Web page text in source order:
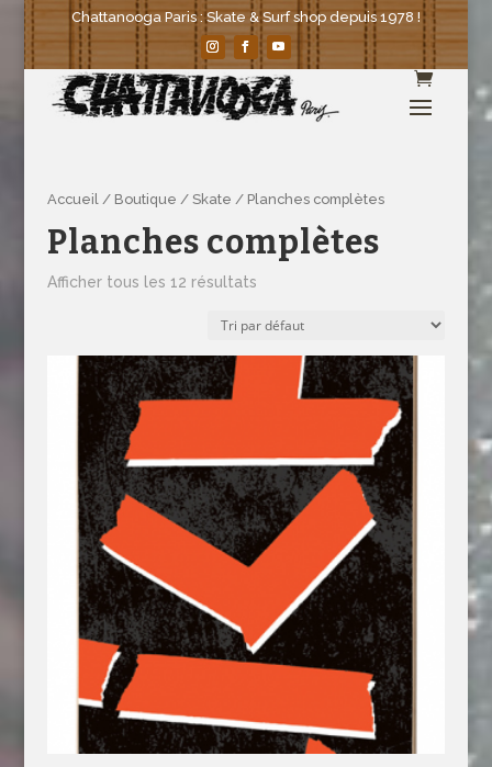
Chattanooga Paris : Skate & Surf shop depuis 1978 !
Accueil/ Boutique / Skate / Planches complètes
Planches complètes
Afficher tous les 12 résultats